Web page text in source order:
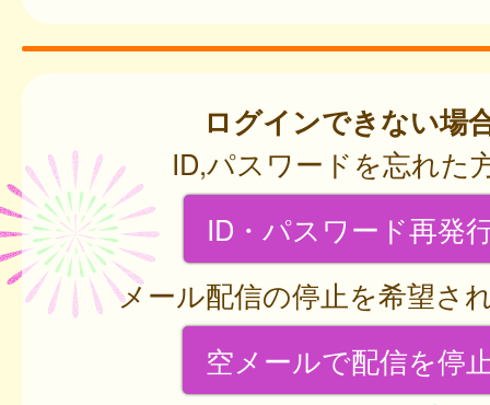
ログインできない場
ID,パスワードを忘れた
ID・パスワード再発
メール配信の停止を希望さ
空メールで配信を停